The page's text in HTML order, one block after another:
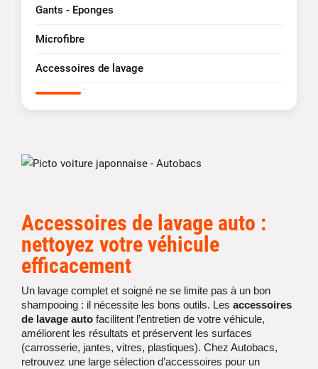
Gants - Eponges
Microfibre
Accessoires de lavage
Accessoires de lavage auto :
nettoyez votre véhicule
efficacement
Un lavage complet et soigné ne se limite pas à un bon
shampooing : il nécessite les bons outils. Les accessoires
de lavage auto facilitent l’entretien de votre véhicule,
améliorent les résultats et préservent les surfaces
(carrosserie, jantes, vitres, plastiques). Chez Autobacs,
retrouvez une large sélection d’accessoires pour un